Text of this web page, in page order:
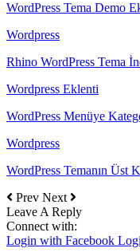
WordPress Tema Demo
Wordpress
Rhino WordPress Tema
Wordpress Eklenti
WordPress Menüye
Wordpress
WordPress Temanın Üst
Prev Next
Leave A Reply
Connect with:
Login with Facebook